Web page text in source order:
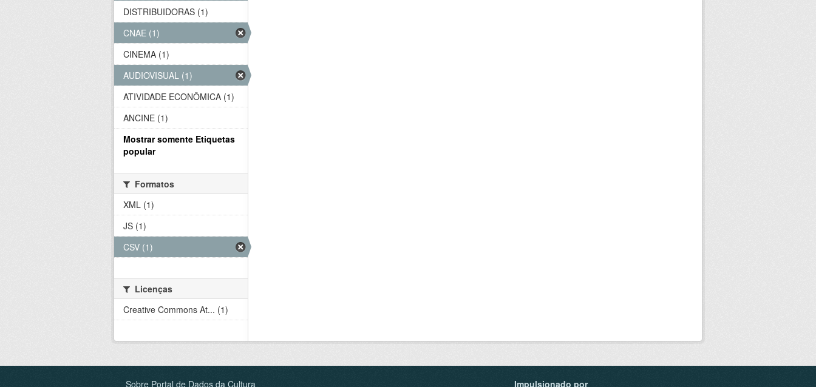
DISTRIBUIDORAS (1)
CNAE (1)
CINEMA (1)
AUDIOVISUAL (1)
ATIVIDADE ECONÔMICA (1)
ANCINE (1)
Mostrar somente Etiquetas
popular
Formatos
XML (1)
JS (1)
CSV (1)
Licenças
Creative Commons At... (1)
Sobre Portal de Dados da Cultura Impulsionado por